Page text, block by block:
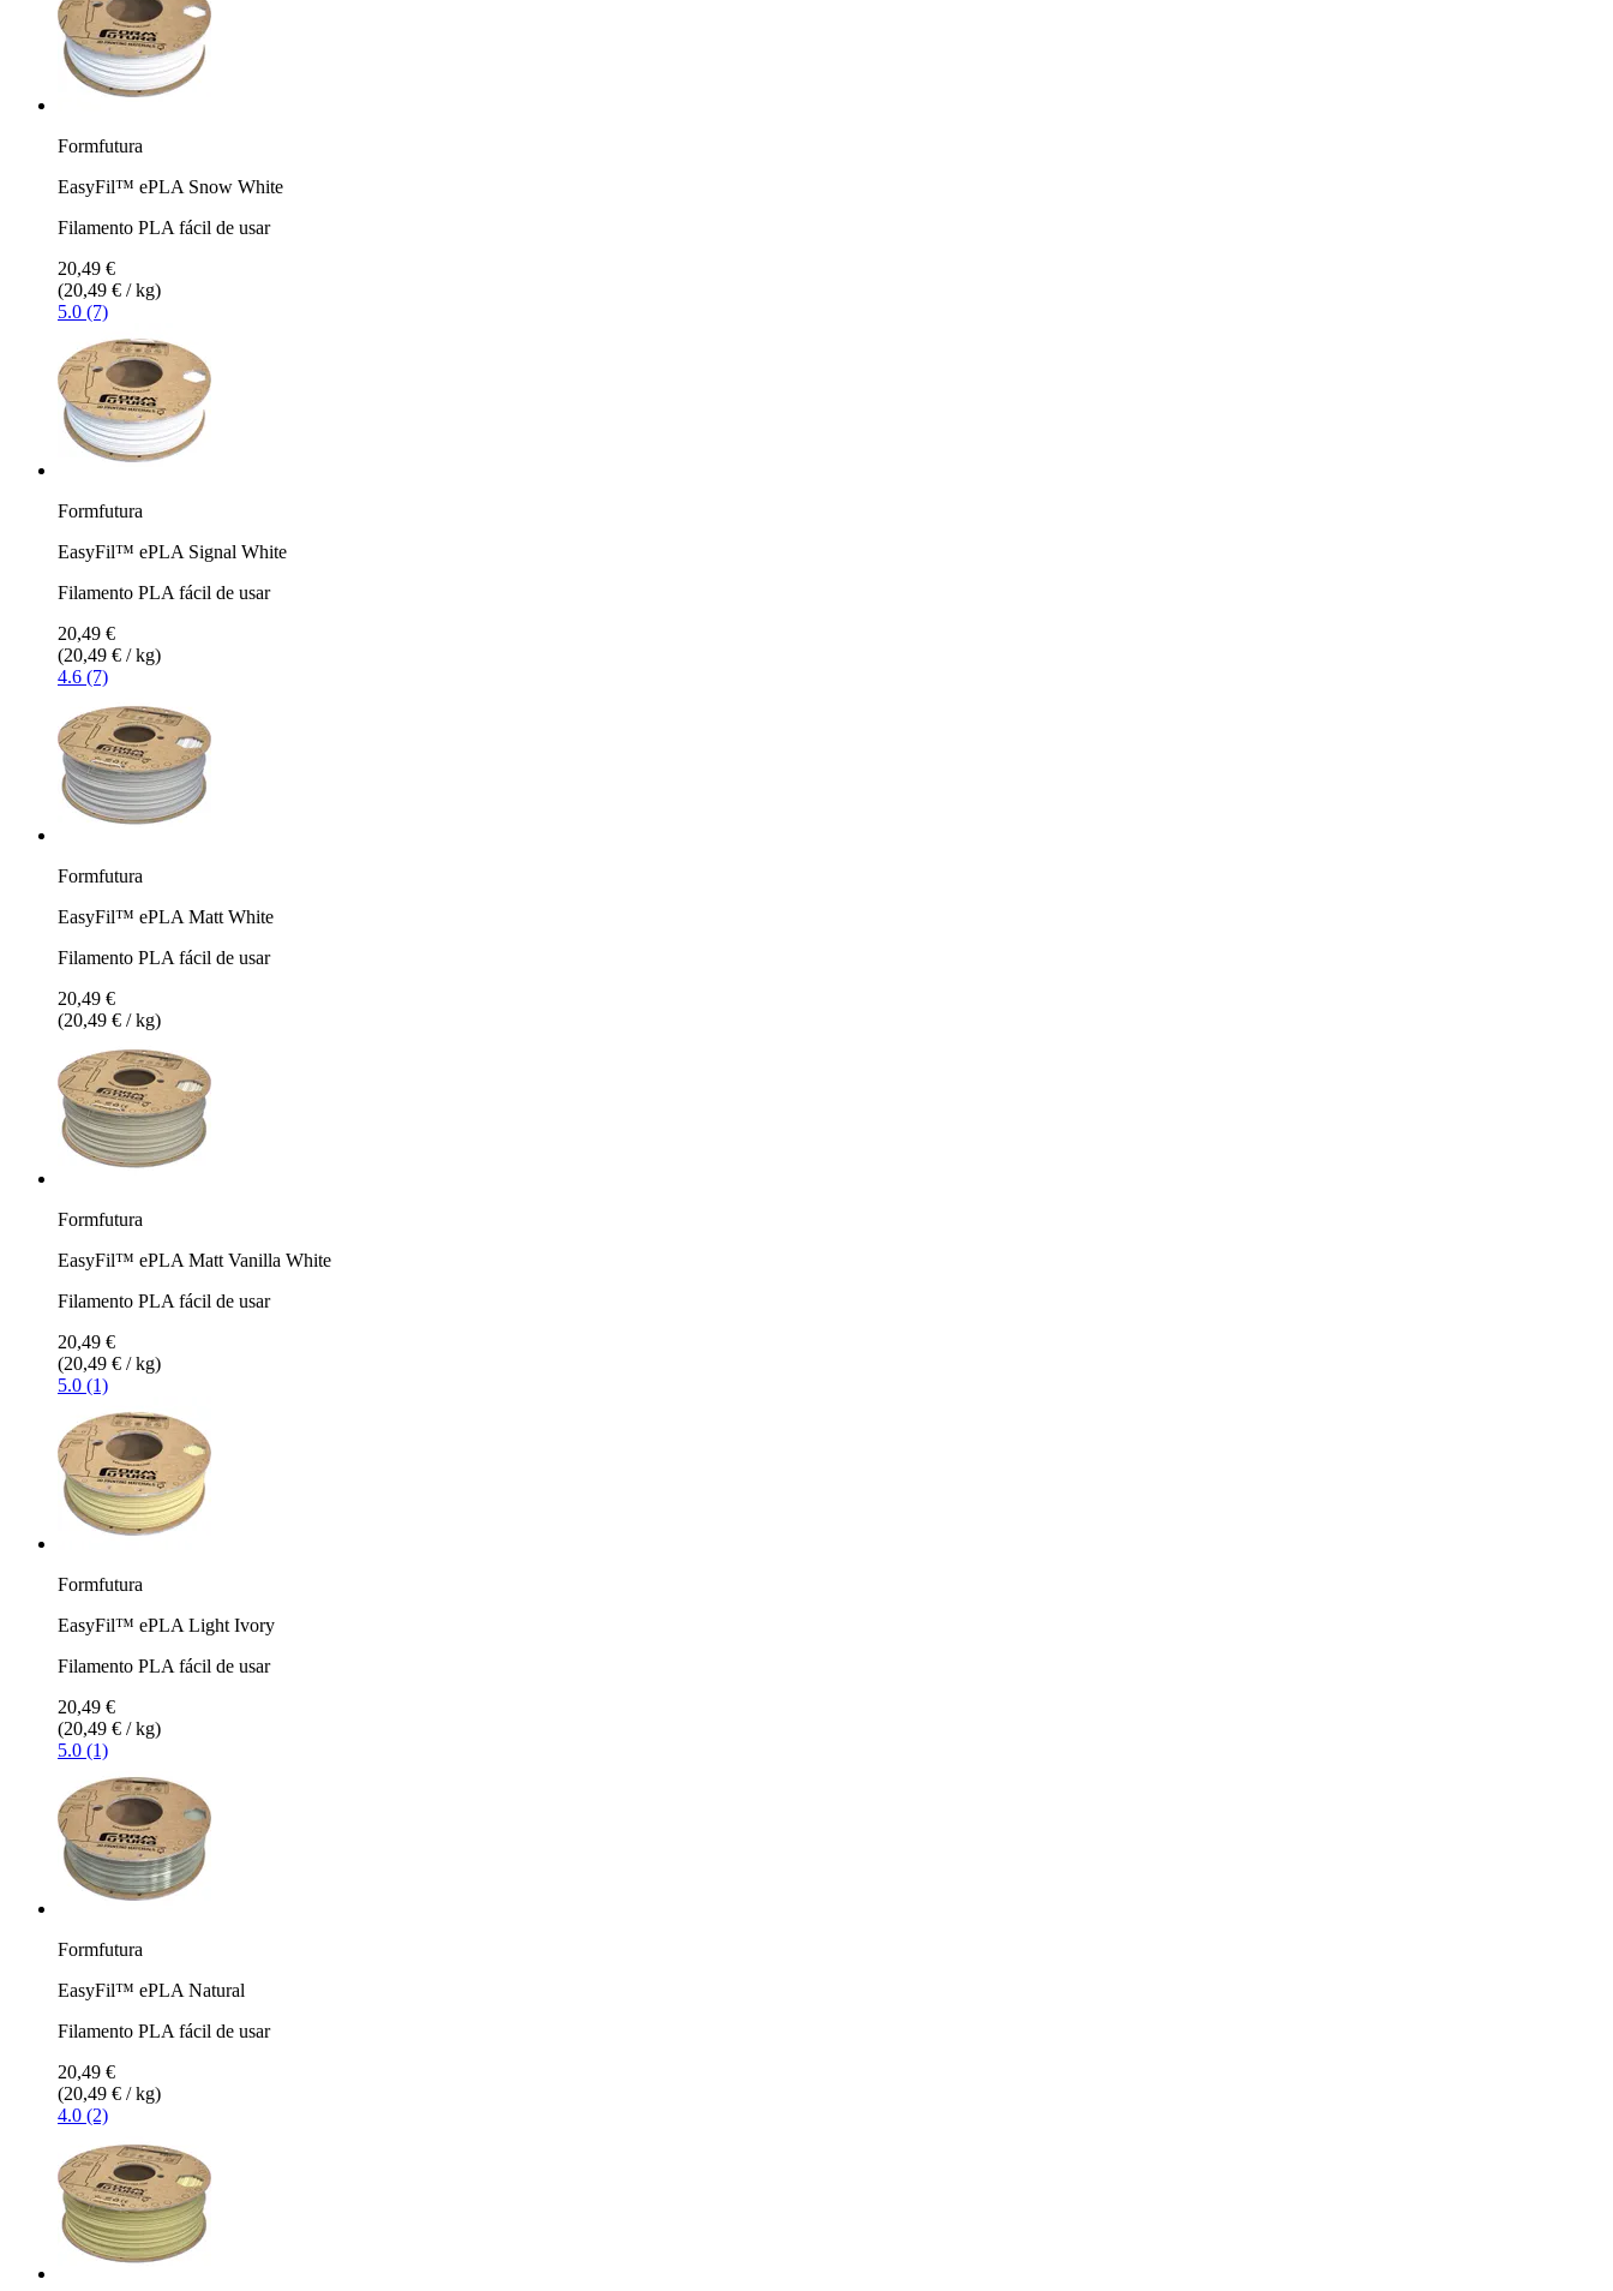
Formfutura
EasyFil™ ePLA Snow White
Filamento PLA fácil de usar
20,49 €
(20,49 € / kg)
5.0 (7)
Formfutura
EasyFil™ ePLA Signal White
Filamento PLA fácil de usar
20,49 €
(20,49 € / kg)
4.6 (7)
Formfutura
EasyFil™ ePLA Matt White
Filamento PLA fácil de usar
20,49 €
(20,49 € / kg)
Formfutura
EasyFil™ ePLA Matt Vanilla White
Filamento PLA fácil de usar
20,49 €
(20,49 € / kg)
5.0 (1)
Formfutura
EasyFil™ ePLA Light Ivory
Filamento PLA fácil de usar
20,49 €
(20,49 € / kg)
5.0 (1)
Formfutura
EasyFil™ ePLA Natural
Filamento PLA fácil de usar
20,49 €
(20,49 € / kg)
4.0 (2)